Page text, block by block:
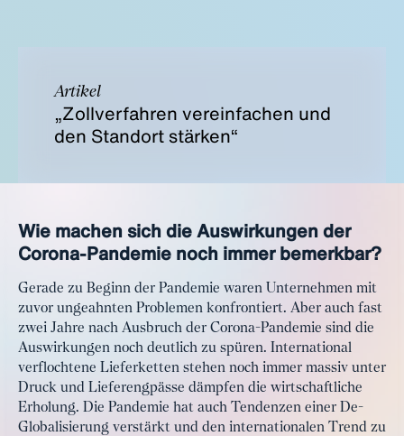
Artikel
„Zollverfahren vereinfachen und
den Standort stärken“
Wie machen sich die Auswirkungen der
Corona-Pandemie noch immer bemerkbar?
Gerade zu Beginn der Pandemie waren Unternehmen mit
zuvor ungeahnten Problemen konfrontiert. Aber auch fast
zwei Jahre nach Ausbruch der Corona-Pandemie sind die
Auswirkungen noch deutlich zu spüren. International
verflochtene Lieferketten stehen noch immer massiv unter
Druck und Lieferengpässe dämpfen die wirtschaftliche
Erholung. Die Pandemie hat auch Tendenzen einer De-
Globalisierung verstärkt und den internationalen Trend zu